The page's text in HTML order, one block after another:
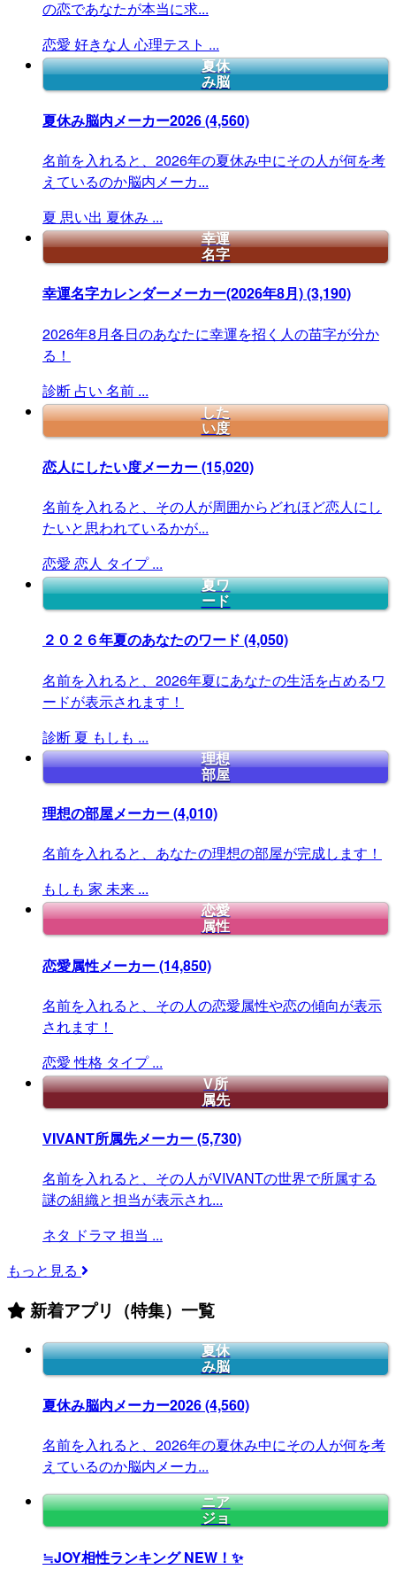
の恋であなたが本当に求...
恋愛 好きな人 心理テスト ...
夏休
み脳
夏休み脳内メーカー2026(4,560)
名前を入れると、2026年の夏休み中にその人が何を考
えているのか脳内メーカ...
夏 思い出 夏休み ...
幸運
名字
幸運名字カレンダーメーカー(2026年8月)(3,190)
2026年8月各日のあなたに幸運を招く人の苗字が分か
る！
診断 占い 名前 ...
した
い度
恋人にしたい度メーカー(15,020)
名前を入れると、その人が周囲からどれほど恋人にし
たいと思われているかが...
恋愛 恋人 タイプ ...
夏ワ
ード
２０２６年夏のあなたのワード (4,050)
名前を入れると、2026年夏にあなたの生活を占めるワ
ードが表示されます！
診断 夏 もしも ...
理想
部屋
理想の部屋メーカー(4,010)
名前を入れると、あなたの理想の部屋が完成します！
もしも 家 未来 ...
恋愛
属性
恋愛属性メーカー(14,850)
名前を入れると、その人の恋愛属性や恋の傾向が表示
されます！
恋愛 性格 タイプ ...
V所
属先
VIVANT所属先メーカー(5,730)
名前を入れると、その人がVIVANTの世界で所属する
謎の組織と担当が表示され...
ネタ ドラマ 担当 ...
もっと見る
新着アプリ（特集）一覧
夏休
み脳
夏休み脳内メーカー2026(4,560)
名前を入れると、2026年の夏休み中にその人が何を考
えているのか脳内メーカ...
ニア
ジョ
≒JOY相性ランキングNEW！✨